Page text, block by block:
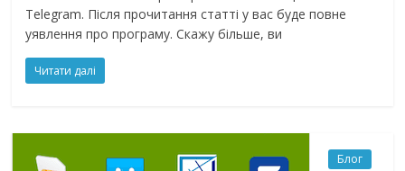
Telegram. Після прочитання статті у вас буде повне
уявлення про програму. Скажу більше, ви
Читати далі
Блог